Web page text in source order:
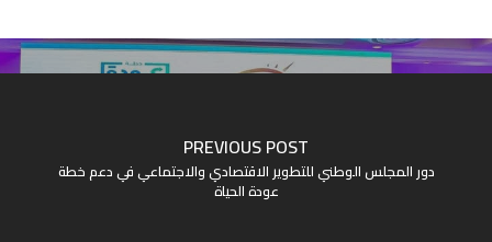
PREVIOUS POST
دور المجلس الوطني للتطوير الاقتصادي والاجتماعي في دعم خطة
عودة الحياة